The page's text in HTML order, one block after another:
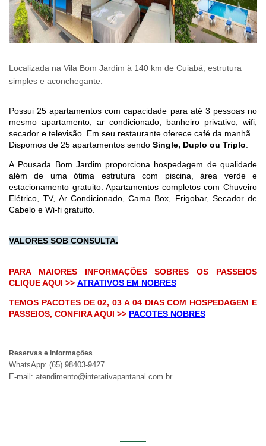
Localizada na Vila Bom Jardim à 140 km de Cuiabá, estrutura
simples e aconchegante.
Possui 25 apartamentos com capacidade para até 3 pessoas no
mesmo apartamento, ar condicionado, banheiro privativo, wifi,
secador e televisão. Em seu restaurante oferece café da manhã.
Dispomos de 25 apartamentos sendo Single, Duplo ou Triplo
A Pousada Bom Jardim proporciona hospedagem de qualidade
além de uma ótima estrutura com piscina, área verde e
estacionamento gratuito. Apartamentos completos com Chuveiro
Elétrico, TV, Ar Condicionado, Cama Box, Frigobar, Secador de
Cabelo e Wi-fi gratuito.
VALORES SOB CONSULTA.
PARA MAIORES INFORMAÇÕES SOBRES OS PASSEIOS
CLIQUE AQUI >> ATRATIVOS EM NOBRES
TEMOS PACOTES DE 02, 03 A 04 DIAS COM HOSPEDAGEM E
PASSEIOS, CONFIRA AQUI >> PACOTES NOBRES
Reservas e informações
WhatsApp: (65) 98403-9427
E-mail: atendimento@interativapantanal.com.br